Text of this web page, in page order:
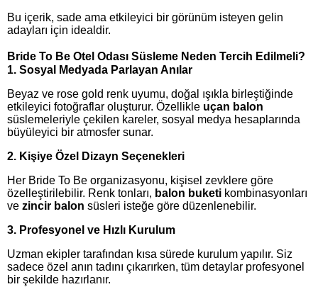
Bu içerik, sade ama etkileyici bir görünüm isteyen gelin
adayları için idealdir.
Bride To Be Otel Odası Süsleme Neden Tercih Edilmeli?
1. Sosyal Medyada Parlayan Anılar
Beyaz ve rose gold renk uyumu, doğal ışıkla birleştiğinde
etkileyici fotoğraflar oluşturur. Özellikle uçan balon
süslemeleriyle çekilen kareler, sosyal medya hesaplarında
büyüleyici bir atmosfer sunar.
2. Kişiye Özel Dizayn Seçenekleri
Her Bride To Be organizasyonu, kişisel zevklere göre
özelleştirilebilir. Renk tonları, balon buketi kombinasyonları
ve zincir balon süsleri isteğe göre düzenlenebilir.
3. Profesyonel ve Hızlı Kurulum
Uzman ekipler tarafından kısa sürede kurulum yapılır. Siz
sadece özel anın tadını çıkarırken, tüm detaylar profesyonel
bir şekilde hazırlanır.